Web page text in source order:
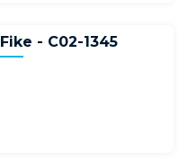
Fike - C02-1345